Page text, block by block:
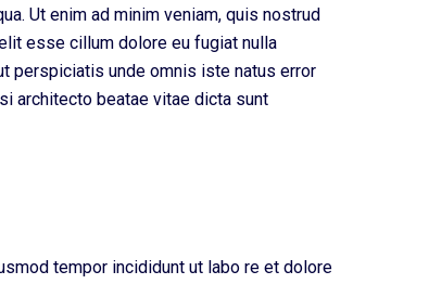
Ut enim ad minim veniam, quis nostrud
esse cillum dolore eu fugiat nulla
perspiciatis unde omnis iste natus error
architecto beatae vitae dicta sunt
tempor incididunt ut labo re et dolore